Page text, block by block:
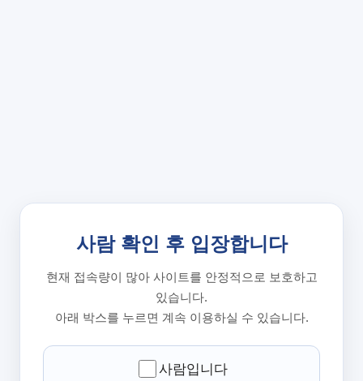
사람 확인 후 입장합니다
현재 접속량이 많아 사이트를 안정적으로 보호하고
있습니다.
아래 박스를 누르면 계속 이용하실 수 있습니다.
사람입니다